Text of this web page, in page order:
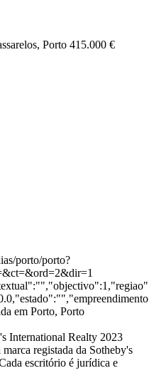
Porto 415.000 €
porto/porto?
em Porto, Porto
2023
registada da Sotheby's
escritório é jurídica e